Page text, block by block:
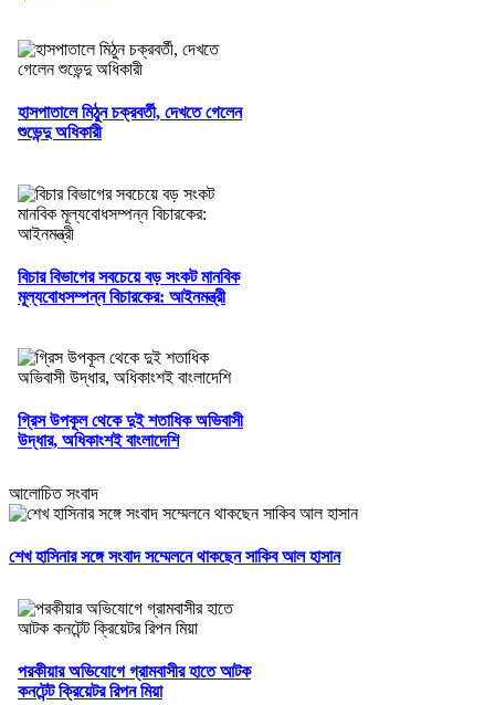
হাসপাতালে মিঠুন চক্রবর্তী, দেখতে গেলেন
শুভেন্দু অধিকারী
বিচার বিভাগের সবচেয়ে বড় সংকট মানবিক
মূল্যবোধসম্পন্ন বিচারকের: আইনমন্ত্রী
গ্রিস উপকূল থেকে দুই শতাধিক অভিবাসী
উদ্ধার, অধিকাংশই বাংলাদেশি
আলোচিত সংবাদ
শেখ হাসিনার সঙ্গে সংবাদ সম্মেলনে থাকছেন সাকিব আল হাসান
পরকীয়ার অভিযোগে গ্রামবাসীর হাতে আটক
কনটেন্ট ক্রিয়েটর রিপন মিয়া